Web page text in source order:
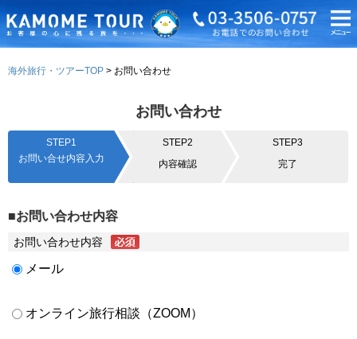
海外旅行・ツアーTOP お問い合わせ
お問い合わせ
STEP1
お問い合せ内容入力
STEP2
内容確認
STEP3
完了
■お問い合わせ内容
お問い合わせ内容
メール
オンライン旅行相談（ZOOM）